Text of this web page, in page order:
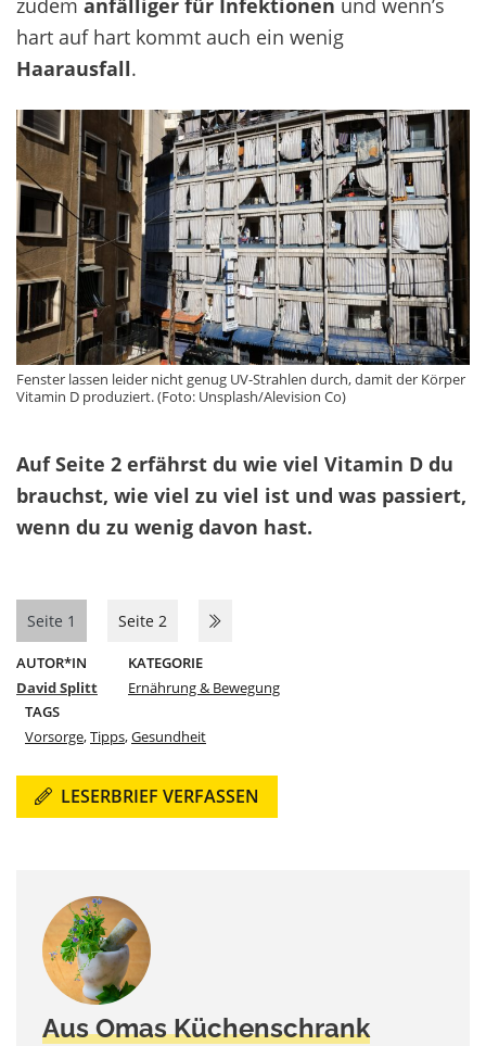
hart auf hart kommt auch ein wenig
Haarausfall.
Fenster lassen leider nicht genug UV-Strahlen durch, damit der Körper
Vitamin D produziert. (Foto: Unsplash/Alevision Co)
Auf Seite 2 erfährst du wie viel Vitamin D du
brauchst, wie viel zu viel ist und was passiert,
wenn du zu wenig davon hast.
Seite 1 Seite 2
AUTOR*IN
David Splitt
KATEGORIE
Ernährung & Bewegung
TAGS
Vorsorge,Tipps,Gesundheit
LESERBRIEF VERFASSEN
Aus Omas Küchenschrank